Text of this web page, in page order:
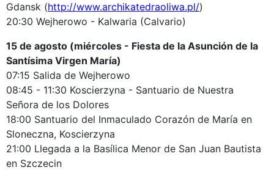
Gdansk (http://www.archikatedraoliwa.pl/)
20:30 Wejherowo - Kalwaria (Calvario)
15 de agosto (miércoles - Fiesta de la Asunción de la
Santísima Virgen María)
07:15 Salida de Wejherowo
08:45 - 11:30 Koscierzyna - Santuario de Nuestra
Señora de los Dolores
18:00 Santuario del Inmaculado Corazón de María en
Sloneczna, Koscierzyna
21:00 Llegada a la Basílica Menor de San Juan Bautista
en Szczecin